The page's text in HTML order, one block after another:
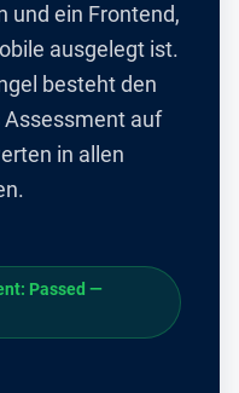
und ein Frontend,
ausgelegt ist.
besteht den
Assessment auf
in allen
Passed —